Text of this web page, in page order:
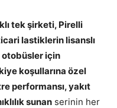
tek şirketi, Pirelli
lastiklerin lisanslı
için
koşullarına özel
performansı, yakıt
sunan serinin her